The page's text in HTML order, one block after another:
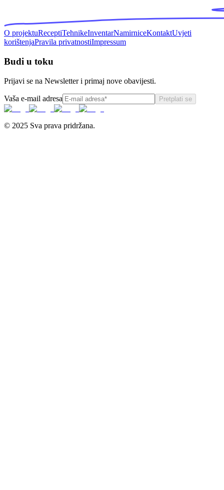
O projektuReceptiTehnikeInventarNamirniceKontaktUvjeti
korištenjaPravila privatnostiImpressum
Budi u toku
Prijavi se na Newsletter i primaj nove obavijesti.
Vaša e-mail adresa Pretplati se
© 2025 Sva prava pridržana.